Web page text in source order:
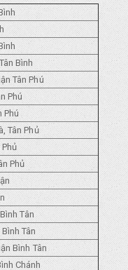
Bình
Tân Phú
Phú
Phú
Tân Phủ
Phủ
Tân
Tân
Bình Tân
Chánh